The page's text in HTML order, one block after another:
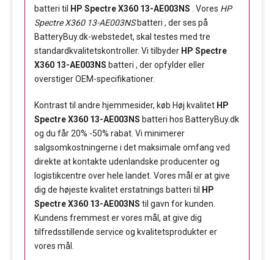
batteri til
HP Spectre X360 13-AE003NS . Vores HP
Spectre X360 13-AE003NSbatteri , der ses på
BatteryBuy.dk-webstedet, skal testes med tre
standardkvalitetskontroller. Vi tilbyder HP Spectre
X360 13-AE003NS batteri , der opfylder eller
overstiger OEM-specifikationer.
Kontrast til andre hjemmesider, køb Høj kvalitet HP
Spectre X360 13-AE003NS batteri hos BatteryBuy.dk
og du får 20% -50% rabat. Vi minimerer
salgsomkostningerne i det maksimale omfang ved
direkte at kontakte udenlandske producenter og
logistikcentre over hele landet. Vores mål er at give
dig de højeste kvalitet erstatnings batteri til
HP
Spectre X360 13-AE003NS til gavn for kunden.
Kundens fremmest er vores mål, at give dig
tilfredsstillende service og kvalitetsprodukter er
vores mål.